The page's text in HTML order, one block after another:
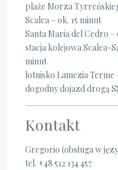
plaże Morza
Scalea – ok. 15 minut
Santa Maria del Cedro –
stacja kolejowa Scalea-
minut
lotnisko Lamezia Terme
dogodny dojazd drogą
Kontakt
Gregorio (obsługa w
tel. +48 512 134 457